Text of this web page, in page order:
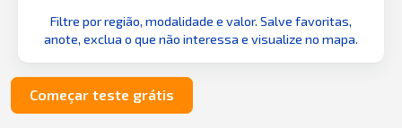
Filtre por região, modalidade e valor. Salve favoritas,
anote, exclua o que não interessa e visualize no mapa.
Começar teste grátis